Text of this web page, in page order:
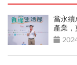
當永續
產業